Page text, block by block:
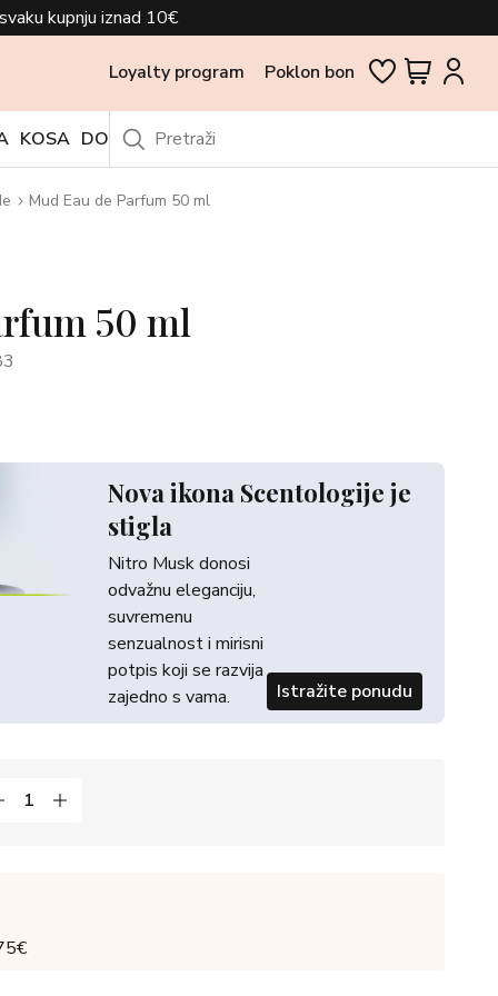
kupnju iznad 10€
Loyalty program Poklon bon
KOSA DODACI OUTLET
Mud Eau de Parfum 50 ml
50 ml
Nova ikona Scentologije je
stigla
Nitro Musk donosi
odvažnu eleganciju,
suvremenu
senzualnost i mirisni
potpis koji se razvija
zajedno s vama.
Istražite ponudu